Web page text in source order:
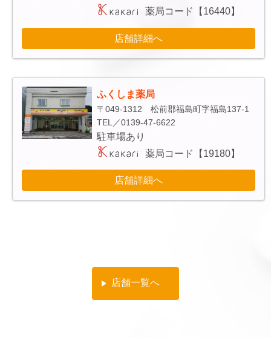
薬局コード【16440】
店舗詳細へ
ふくしま薬局
〒049-1312 松前郡福島町字福島137-1
TEL／0139-47-6622
駐車場あり
薬局コード【19180】
店舗詳細へ
店舗一覧へ